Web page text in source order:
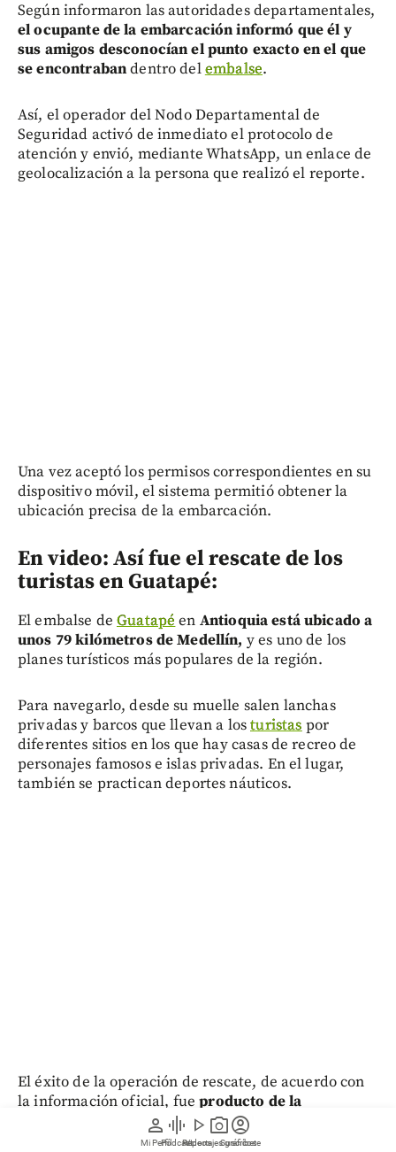
person
Mi Perfil
graphic_eq
Pódcast
play_arrow
Videos
photo_camera
Reportajes gráficos
account_circle
Suscríbete
Según informaron las autoridades departamentales,
el ocupante de la embarcación informó que él y
sus amigos desconocían el punto exacto en el que
se encontrabandentro delembalse.
Así, el operador del Nodo Departamental de
Seguridad activó de inmediato el protocolo de
atención y envió, mediante WhatsApp, un enlace de
geolocalización a la persona que realizó el reporte.
Una vez aceptó los permisos correspondientes en su
dispositivo móvil, el sistema permitió obtener la
ubicación precisa de la embarcación.
En video: Así fue el rescate de los
turistas en Guatapé:
El embalse deGuatapé en Antioquia está ubicado a
unos 79 kilómetros de Medellín, y es uno de los
planes turísticos más populares de la región.
Para navegarlo, desde su muelle salen lanchas
privadas y barcos que llevan a losturistas por
diferentes sitios en los que hay casas de recreo de
personajes famosos e islas privadas. En el lugar,
también se practican deportes náuticos.
El éxito de la operación de rescate, de acuerdo con
la información oficial, fueproducto de la
coordinación de diferentes fuerzas, entre ellas la
Policía Nacional, que desplegó el apoyo necesario